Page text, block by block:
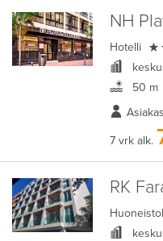
NH
Hotelli
50 m
7 vrk alk.
RK